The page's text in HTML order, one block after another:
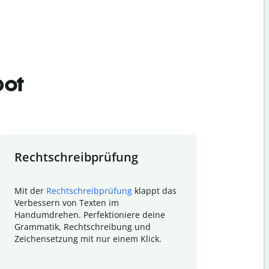
Rechtschreibprüfung
Mit der Rechtschreibprüfung klappt das
Verbessern von Texten im
Handumdrehen. Perfektioniere deine
Grammatik, Rechtschreibung und
Zeichensetzung mit nur einem Klick.